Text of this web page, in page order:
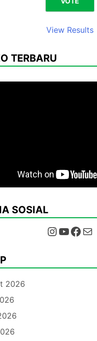
View Results
TERBARU
SOSIAL
InstagramYouTube Facebook Mail
2026